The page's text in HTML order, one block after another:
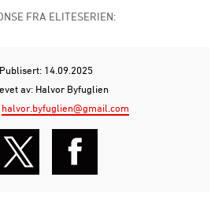
FRA ELITESERIEN:
Publisert: 14.09.2025
av: Halvor Byfuglien
halvor.byfuglien@gmail.com